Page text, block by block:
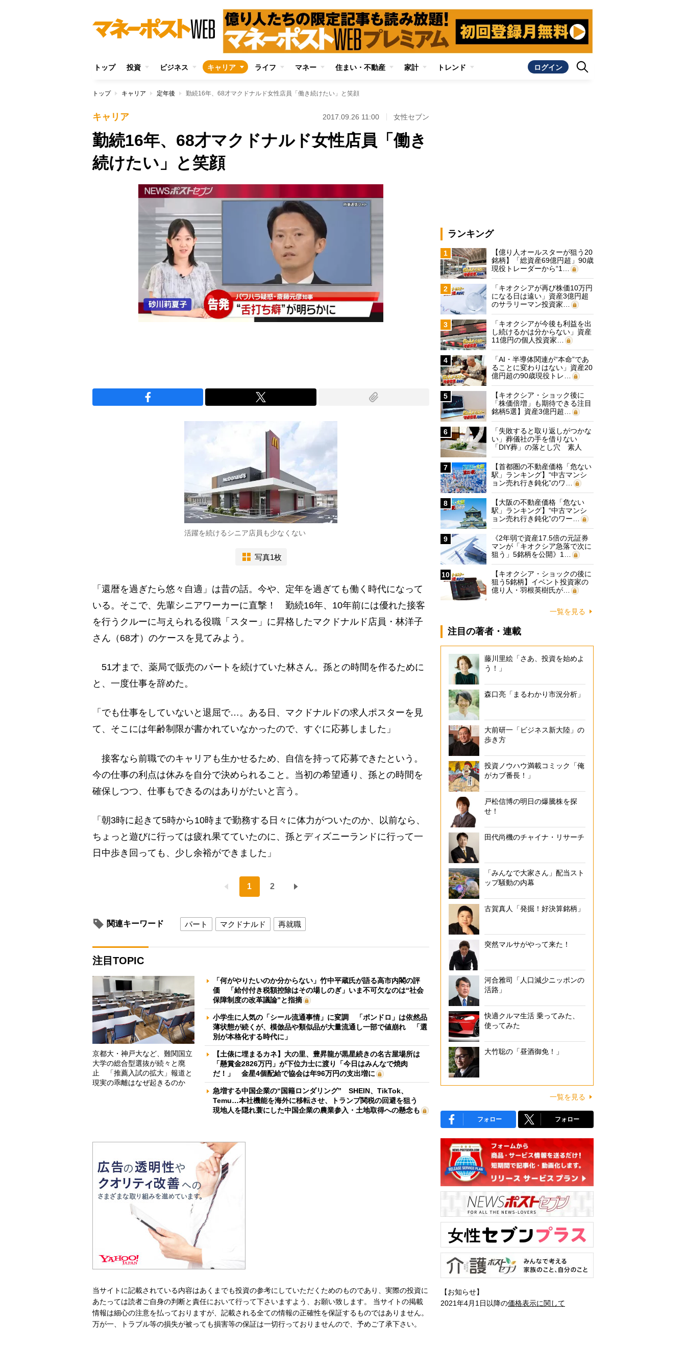
トップ 投資 ビジネス キャリア ライフ マネー 住まい・不動産 家計 トレンド ログイン
トップ キャリア 定年後 勤続16年、68才マクドナルド女性店員「働き続けたい」と笑顔
キャリア 2017.09.26 11:00 女性セブン
勤続16年、68才マクドナルド女性店員「働き
続けたい」と笑顔
活躍を続けるシニア店員も少なくない
写真1枚
「還暦を過ぎたら悠々自適」は昔の話。今や、定年を過ぎても働く時代になって
いる。そこで、先輩シニアワーカーに直撃！ 勤続16年、10年前には優れた接客
を行うクルーに与えられる役職「スター」に昇格したマクドナルド店員・林洋子
さん（68才）のケースを見てみよう。
51才まで、薬局で販売のパートを続けていた林さん。孫との時間を作るために
と、一度仕事を辞めた。
「でも仕事をしていないと退屈で…。ある日、マクドナルドの求人ポスターを見
て、そこには年齢制限が書かれていなかったので、すぐに応募しました」
接客なら前職でのキャリアも生かせるため、自信を持って応募できたという。
今の仕事の利点は休みを自分で決められること。当初の希望通り、孫との時間を
確保しつつ、仕事もできるのはありがたいと言う。
「朝3時に起きて5時から10時まで勤務する日々に体力がついたのか、以前なら、
ちょっと遊びに行っては疲れ果てていたのに、孫とディズニーランドに行って一
日中歩き回っても、少し余裕ができました」
1 2
関連キーワード パート マクドナルド 再就職
注目TOPIC
京都大・神戸大など、難関国立
大学の総合型選抜が続々と廃
止 「推薦入試の拡大」報道と
現実の乖離はなぜ起きるのか
「何がやりたいのか分からない」竹中平蔵氏が語る高市内閣の評
価 「給付付き税額控除はその場しのぎ」いま不可欠なのは“社会
保障制度の改革議論”と指摘
小学生に人気の「シール流通事情」に変調 「ボンドロ」は依然品
薄状態が続くが、模倣品や類似品が大量流通し一部で値崩れ 「選
別が本格化する時代に」
【土俵に埋まるカネ】大の里、豊昇龍が黒星続きの名古屋場所は
「懸賞金2826万円」が下位力士に渡り「今日はみんなで焼肉
だ！」 金星4個配給で協会は年96万円の支出増に
急増する中国企業の“国籍ロンダリング” SHEIN、TikTok、
Temu…本社機能を海外に移転させ、トランプ関税の回避を狙う
現地人を隠れ蓑にした中国企業の農業参入・土地取得への懸念も
当サイトに記載されている内容はあくまでも投資の参考にしていただくためのものであり、実際の投資に
あたっては読者ご自身の判断と責任において行って下さいますよう、お願い致します。 当サイトの掲載
情報は細心の注意を払っておりますが、記載される全ての情報の正確性を保証するものではありません。
万が一、トラブル等の損失が被っても損害等の保証は一切行っておりませんので、予めご了承下さい。
ランキング
1
【億り人オールスターが狙う20
銘柄】「総資産69億円超」90歳
現役トレーダーから“1…
2
「キオクシアが再び株価10万円
になる日は遠い」資産3億円超
のサラリーマン投資家…
3
「キオクシアが今後も利益を出
し続けるかは分からない」資産
11億円の個人投資家…
4
「AI・半導体関連が“本命”であ
ることに変わりはない」資産20
億円超の90歳現役トレ…
5
【キオクシア・ショック後に
「株価倍増」も期待できる注目
銘柄5選】資産3億円超…
6
「失敗すると取り返しがつかな
い」葬儀社の手を借りない
「DIY葬」の落とし穴 素人
に…
7
【首都圏の不動産価格「危ない
駅」ランキング】“中古マンシ
ョン売れ行き鈍化”のワ…
8
【大阪の不動産価格「危ない
駅」ランキング】“中古マンシ
ョン売れ行き鈍化”のワー…
9
《2年弱で資産17.5倍の元証券
マンが「キオクシア急落で次に
狙う」5銘柄を公開》1…
10
【キオクシア・ショックの後に
狙う5銘柄】イベント投資家の
億り人・羽根英樹氏が…
一覧を見る
注目の著者・連載
藤川里絵「さあ、投資を始めよ
う！」
森口亮「まるわかり市況分析」
大前研一「ビジネス新大陸」の
歩き方
投資ノウハウ満載コミック「俺
がカブ番長！」
戸松信博の明日の爆騰株を探
せ！
田代尚機のチャイナ・リサーチ
「みんなで大家さん」配当スト
ップ騒動の内幕
古賀真人「発掘！好決算銘柄」
突然マルサがやって来た！
河合雅司「人口減少ニッポンの
活路」
快適クルマ生活 乗ってみた、
使ってみた
大竹聡の「昼酒御免！」
一覧を見る
フォロー フォロー
【お知らせ】
2021年4月1日以降の価格表示に関して